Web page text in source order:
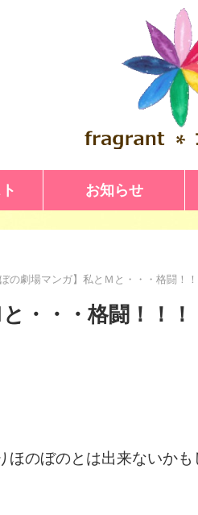
お知らせ
ぼの劇場マンガ】私とＭと・・・格闘！
・・・格闘！！！
のぼのとは出来ないかも